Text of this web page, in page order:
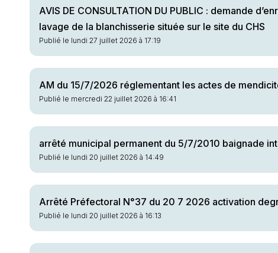
AVIS DE CONSULTATION DU PUBLIC : demande
lavage de la blanchisserie située sur le site du CHS
Publié le lundi 27 juillet 2026 à 17:19
AM du 15/7/2026 réglementant les actes de
Publié le mercredi 22 juillet 2026 à 16:41
arrêté municipal permanent du 5/7/2010 baignade
Publié le lundi 20 juillet 2026 à 14:49
Arrêté Préfectoral N°37 du 20 7 2026 activation
Publié le lundi 20 juillet 2026 à 16:13